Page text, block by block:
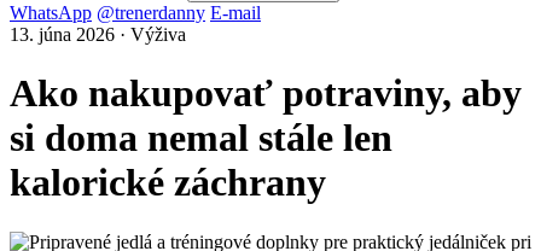
WhatsApp @trenerdanny E-mail
13. júna 2026 · Výživa
Ako nakupovať potraviny, aby
si doma nemal stále len
kalorické záchrany